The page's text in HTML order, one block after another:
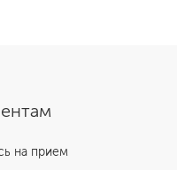
на прием